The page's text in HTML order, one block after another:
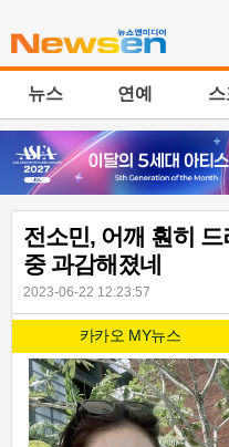
뉴스 연예
전소민, 어깨 훤히
중 과감해졌네
2023-06-22 12:23:57
카카오 MY뉴스